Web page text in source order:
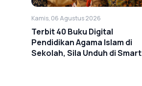
Kamis, 06 Agustus 2026
Terbit 40 Buku Digital
Pendidikan Agama Islam di
Sekolah, Sila Unduh di Smart